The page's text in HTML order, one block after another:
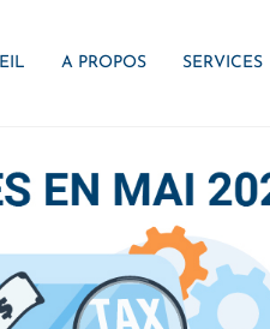
A PROPOS SERVICES